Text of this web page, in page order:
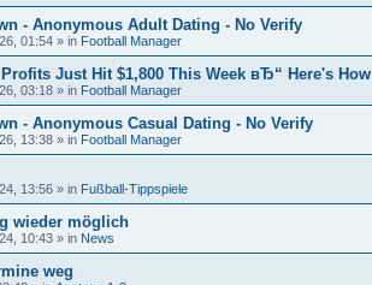
- Anonymous Adult Dating - No Verify
01:54 » in Football Manager
Just Hit $1,800 This Week вЂ“ Here's How
03:18 » in Football Manager
- Anonymous Casual Dating - No Verify
13:38 » in Football Manager
13:56 » in Fußball-Tippspiele
wieder möglich
10:43 » in News
weg